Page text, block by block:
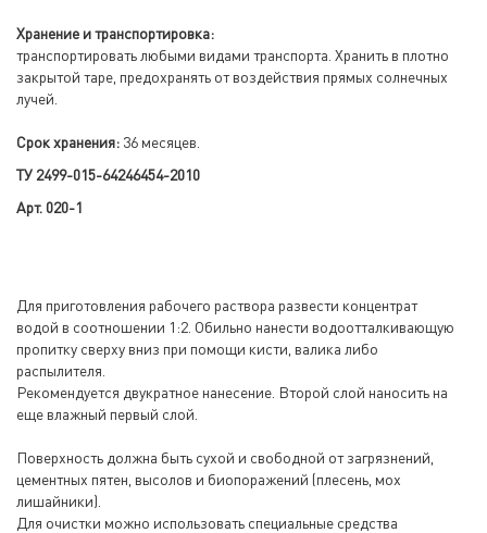
Хранение и транспортировка:
транспортировать любыми видами транспорта. Хранить в плотно
закрытой таре, предохранять от воздействия прямых солнечных
лучей.
Срок хранения: 36 месяцев.
ТУ 2499-015-64246454-2010
Арт. 020-1
Для приготовления рабочего раствора развести концентрат
водой в соотношении 1:2. Обильно нанести водоотталкивающую
пропитку сверху вниз при помощи кисти, валика либо
распылителя.
Рекомендуется двукратное нанесение. Второй слой наносить на
еще влажный первый слой.
Поверхность должна быть сухой и свободной от загрязнений,
цементных пятен, высолов и биопоражений (плесень, мох
лишайники).
Для очистки можно использовать специальные средства